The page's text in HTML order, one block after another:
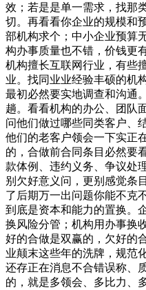
效；若是是单一需求，找那
切。再看看你企业的规模和
部机构求个；中小企业预算
构办事质量也不错，价钱更
机构擅长互联网行业，有些
业。找同业业经验丰硕的机
最初必然要实地调查和沟通
趟。看看机构的办公、团队
问他们做过哪些同类客户、
他们的老客户领会一下实正
的，合做前合同条目必然要
款体例、违约义务、争议处
别欠好意义问，更别感觉条
了后期万一出问题你能不克
到底是资本和能力的置换。
换风险分管；机构用办事换
好的合做是双赢的，欠好的
业颠末这些年的洗牌，规范
还存正在消息不合错误称、
的，就是多领会、多比力、